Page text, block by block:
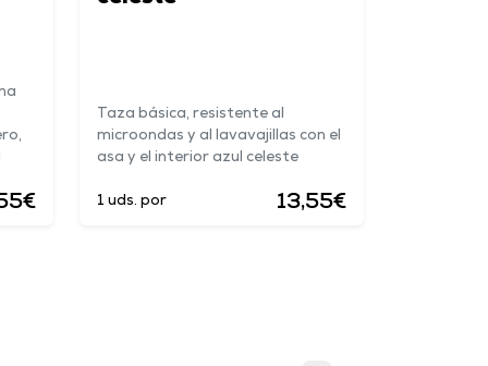
Taza básica, resistente al
microondas y al lavavajillas con el
asa y el interior azul celeste
1 uds. por 13,55€